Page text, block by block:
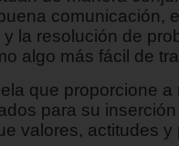
comunicación,
la resolución de
algo más fácil de
que proporcione a
para su
valores, actitudes y